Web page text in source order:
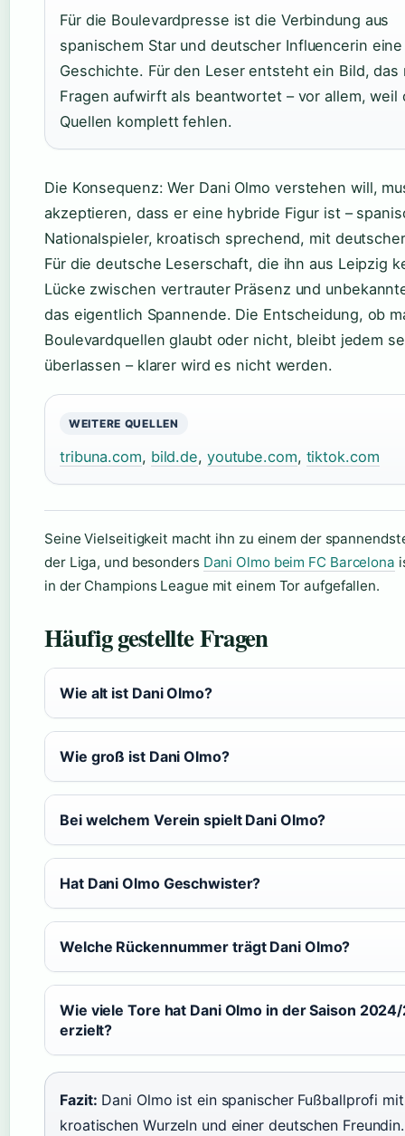
Für die Boulevardpresse ist die Verbindung aus
spanischem Star und deutscher Influencerin
Geschichte. Für den Leser entsteht ein Bild, das
Fragen aufwirft als beantwortet – vor allem, weil
Quellen komplett fehlen.
Die Konsequenz: Wer Dani Olmo verstehen will,
akzeptieren, dass er eine hybride Figur ist –
Nationalspieler, kroatisch sprechend, mit
Für die deutsche Leserschaft, die ihn aus Leipzig
Lücke zwischen vertrauter Präsenz und
das eigentlich Spannende. Die Entscheidung, ob
Boulevardquellen glaubt oder nicht, bleibt jedem
überlassen – klarer wird es nicht werden.
WEITERE QUELLEN
tribuna.com, bild.de, youtube.com, tiktok.com
Seine Vielseitigkeit macht ihn zu einem der
der Liga, und besonders Dani Olmo beim FC Barcelona
in der Champions League mit einem Tor aufgefallen.
Häufig gestellte Fragen
Wie alt ist Dani Olmo?
Wie groß ist Dani Olmo?
Bei welchem Verein spielt Dani Olmo?
Hat Dani Olmo Geschwister?
Welche Rückennummer trägt Dani Olmo?
Wie viele Tore hat Dani Olmo in der Saison
erzielt?
Fazit: Dani Olmo ist ein spanischer Fußballprofi mit
kroatischen Wurzeln und einer deutschen